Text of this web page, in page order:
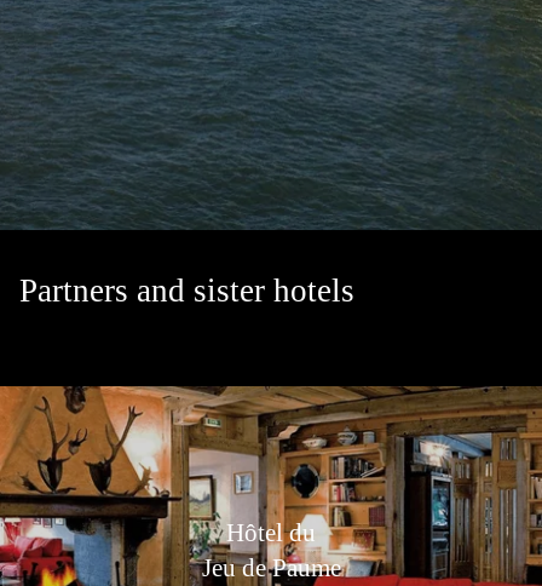
Partners and sister hotels
Hôtel du
Jeu de Paume